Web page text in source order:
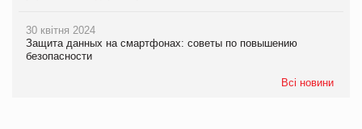
30 квітня 2024
Защита данных на смартфонах: советы по повышению
безопасности
Всі новини